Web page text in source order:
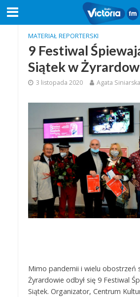
MATERIAŁ REPORTERSKI
9 Festiwal
Siątek w
3 listopada 2020 Agata Siniarska
Mimo pandemii i wielu obostrzeń
Żyrardowie odbył się 9 Festiwal
Siątek. Organizator, Centrum